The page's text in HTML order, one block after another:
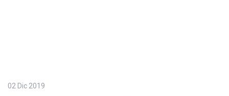
02 Dic 2019